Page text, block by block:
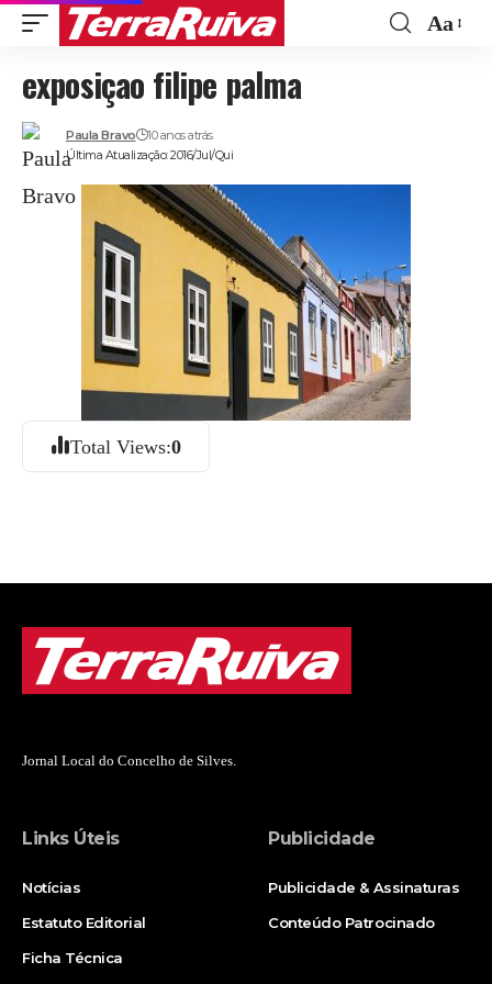
Aa
exposiçao filipe palma
Última Atualização: 2016/Jul/Qui
Paula Bravo 10 anos atrás
Total Views:0
Jornal Local do Concelho de Silves.
Links Úteis
Notícias
Estatuto Editorial
Ficha Técnica
Publicidade
Publicidade & Assinaturas
Conteúdo Patrocinado